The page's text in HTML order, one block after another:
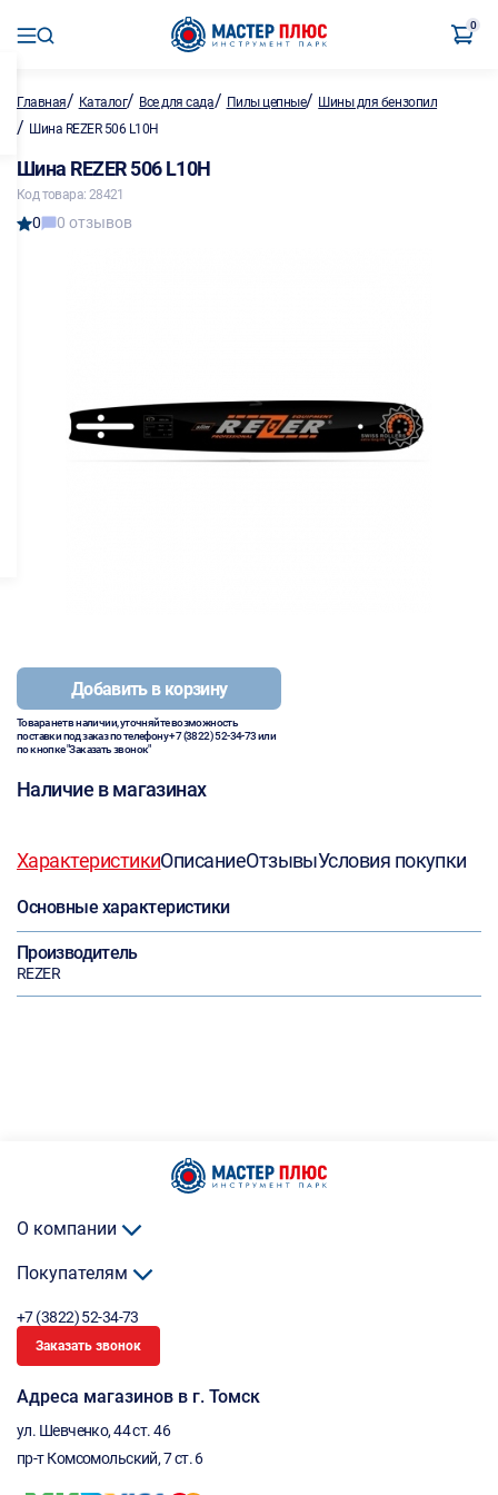
0
Главная/ Каталог/ Все для сада/ Пилы цепные/ Шины для бензопил
/ Шина REZER 506 L10H
Шина REZER 506 L10H
Код товара: 28421
0 0 отзывов
Добавить в корзину
Товара нет в наличии, уточняйте возможность
поставки под заказ по телефону+7 (3822) 52-34-73или
по кнопке "Заказать звонок"
Наличие в магазинах
ХарактеристикиОписаниеОтзывыУсловия покупки
Основные характеристики
Производитель
REZER
О компании
Покупателям
+7 (3822) 52-34-73
Заказать звонок
Адреса магазинов в г. Томск
ул. Шевченко, 44 ст. 46
пр-т Комсомольский, 7 ст. 6